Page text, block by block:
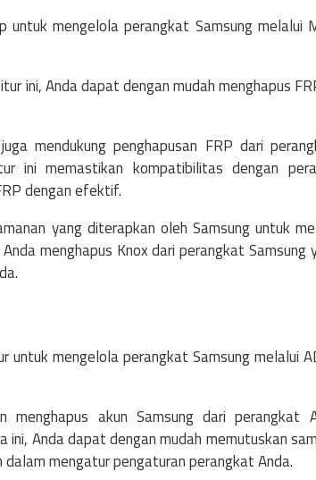
mengelola perangkat Samsung melalui
ini, Anda dapat dengan mudah menghapus
mendukung penghapusan FRP dari
ini memastikan kompatibilitas dengan
dengan efektif.
yang diterapkan oleh Samsung untuk
menghapus Knox dari perangkat Samsung
untuk mengelola perangkat Samsung melalui
menghapus akun Samsung dari perangkat
ini, Anda dapat dengan mudah memutuskan
mengatur pengaturan perangkat Anda.